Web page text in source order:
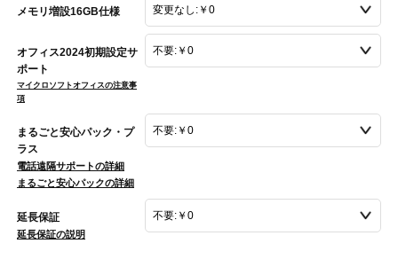
メモリ増設16GB仕様
オフィス2024初期設定サ
ポート
マイクロソフトオフィスの注意事
項
まるごと安心パック・プ
ラス
電話遠隔サポートの詳細
まるごと安心パックの詳細
延長保証
延長保証の説明